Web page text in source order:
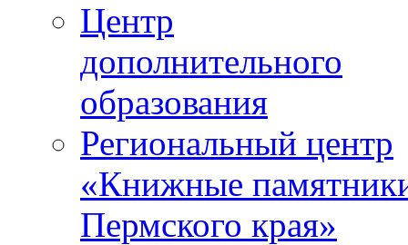
Центр
дополнительного
образования
Региональный центр
«Книжные
Пермского края»